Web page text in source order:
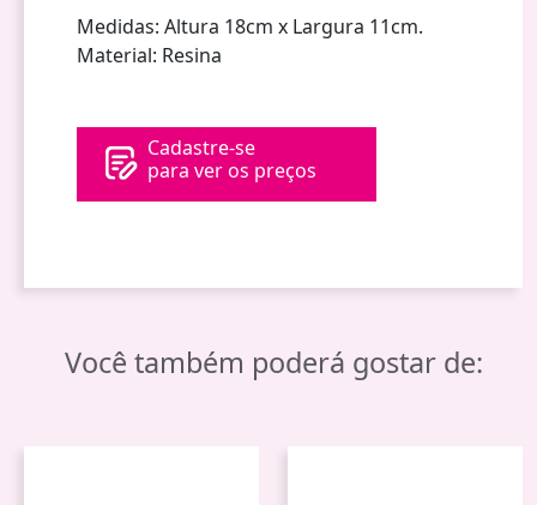
Medidas: Altura 18cm x Largura 11cm.
Material: Resina
Cadastre-se
para ver os preços
Você também poderá gostar de: